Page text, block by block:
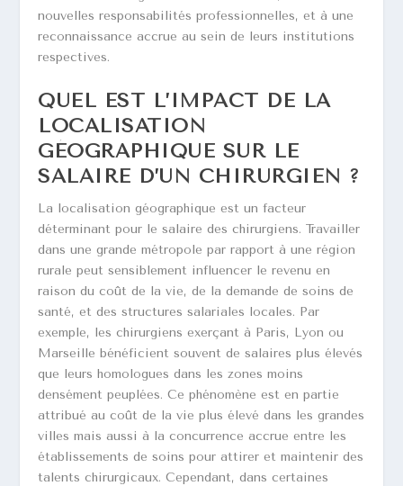
nouvelles responsabilités professionnelles, et à une
reconnaissance accrue au sein de leurs institutions
respectives.
QUEL EST L’IMPACT DE LA
LOCALISATION
GÉOGRAPHIQUE SUR LE
SALAIRE D’UN CHIRURGIEN ?
La localisation géographique est un facteur
déterminant pour le salaire des chirurgiens. Travailler
dans une grande métropole par rapport à une région
rurale peut sensiblement influencer le revenu en
raison du coût de la vie, de la demande de soins de
santé, et des structures salariales locales. Par
exemple, les chirurgiens exerçant à Paris, Lyon ou
Marseille bénéficient souvent de salaires plus élevés
que leurs homologues dans les zones moins
densément peuplées. Ce phénomène est en partie
attribué au coût de la vie plus élevé dans les grandes
villes mais aussi à la concurrence accrue entre les
établissements de soins pour attirer et maintenir des
talents chirurgicaux. Cependant, dans certaines